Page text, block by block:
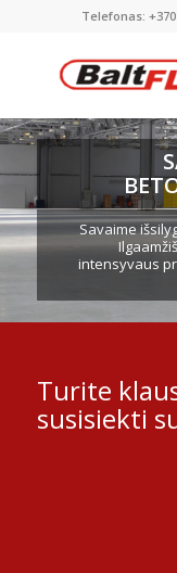
Telefonas:
Savaime
intensyvaus
Turite
susisiekti